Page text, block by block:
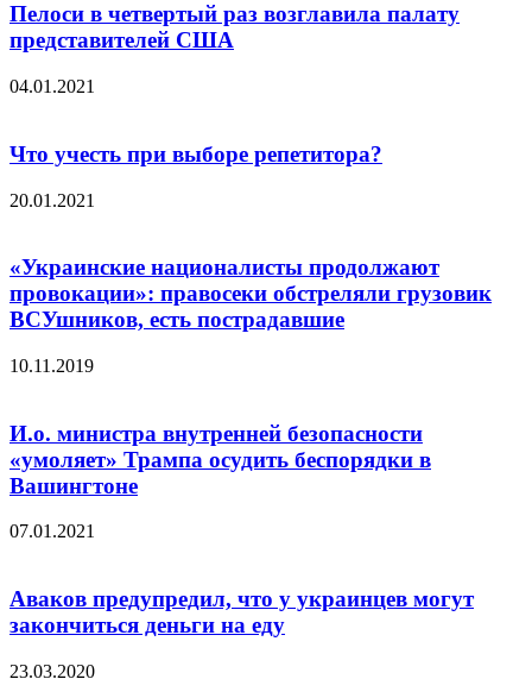
Пелоси в четвертый раз возглавила палату
представителей США
04.01.2021
Что учесть при выборе репетитора?
20.01.2021
«Украинские националисты продолжают
провокации»: правосеки обстреляли грузовик
ВСУшников, есть пострадавшие
10.11.2019
И.о. министра внутренней безопасности
«умоляет» Трампа осудить беспорядки в
Вашингтоне
07.01.2021
Аваков предупредил, что у украинцев могут
закончиться деньги на еду
23.03.2020